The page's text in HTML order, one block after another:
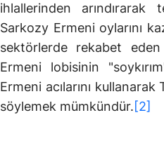
ihlallerinden
Sarkozy Ermeni oylarını
sektörlerde rekabet eden
Ermeni lobisinin
Ermeni acılarını
söylemek mümkündür.[2]